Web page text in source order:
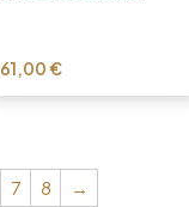
61,00€
7 8 →